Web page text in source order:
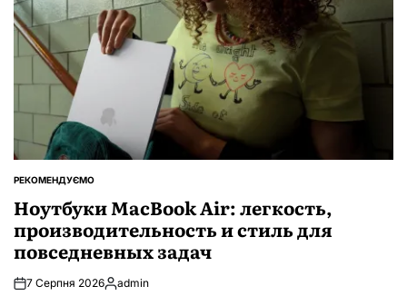
ОПУБЛІКУВАТИ
РЕКОМЕНДУЄМО
Ноутбуки MacBook Air: легкость,
производительность и стиль для
повседневных задач
7 Серпня 2026Опубліковано
admin